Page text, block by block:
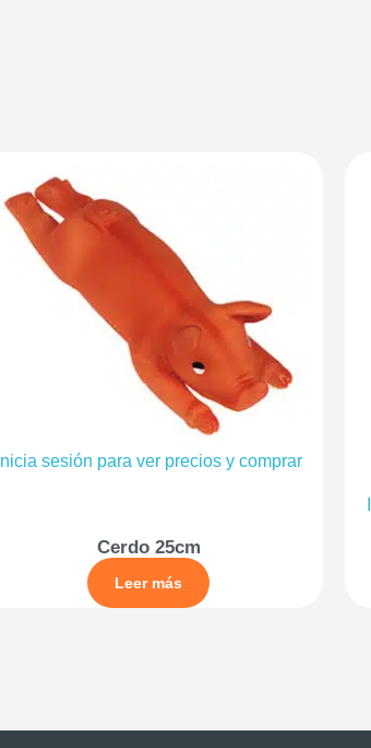
Inicia sesión para ver precios y comprar
Cerdo 25cm
Leer más